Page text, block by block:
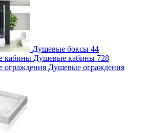
Душевые боксы 44
Душевые кабины 728
Душевые ограждения